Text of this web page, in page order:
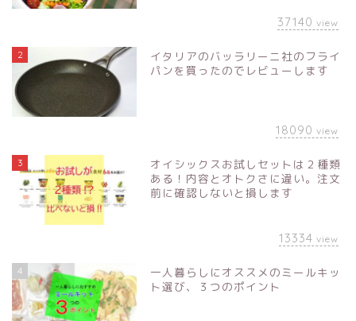
37140 view
2
イタリアのバッラリーニ社のフライ
パンを買ったのでレビューします
18090 view
3
オイシックスお試しセットは２種類
ある！内容とオトクさに違い。注文
前に確認しないと損します
13334 view
4
一人暮らしにオススメのミールキッ
ト選び、３つのポイント